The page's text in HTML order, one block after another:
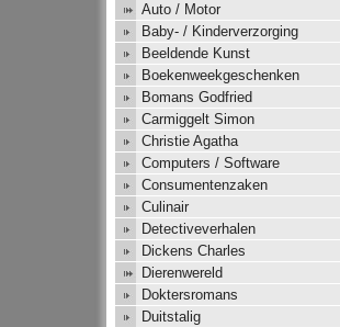
Auto / Motor
Baby- / Kinderverzorging
Beeldende Kunst
Boekenweekgeschenken
Bomans Godfried
Carmiggelt Simon
Christie Agatha
Computers / Software
Consumentenzaken
Culinair
Detectiveverhalen
Dickens Charles
Dierenwereld
Doktersromans
Duitstalig